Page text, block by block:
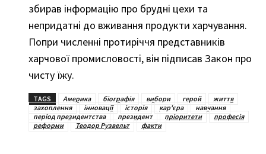
збирав інформацію про брудні цехи та
непридатні до вживання продукти харчування.
Попри численні протиріччя представників
харчової промисловості, він підписав Закон про
чисту їжу.
TAGS Америка біографія вибори герой
життя
захоплення
інновації історія кар'єра
навчання
період президентства
президент пріоритети
професія
реформи
Теодор Рузвельт факти